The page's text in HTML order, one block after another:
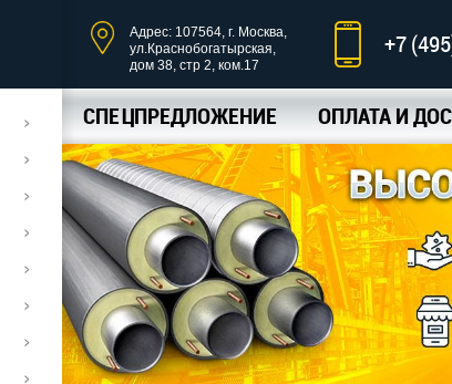
Адрес: 107564, г. Москва,
ул.Краснобогатырская,
дом 38, стр 2, ком.17
+7
СПЕЦПРЕДЛОЖЕНИЕ ОПЛАТА И